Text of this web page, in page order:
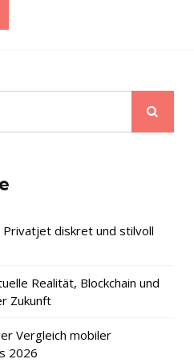
diskret und stilvoll
Realität, Blockchain und
Zukunft
Vergleich mobiler
2026